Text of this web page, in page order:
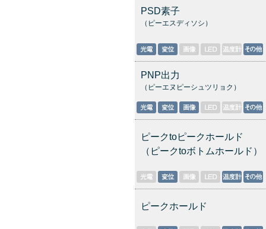
PSD素子
（ピーエスディソシ）
PNP出力
（ピーエヌピーシュツリョク）
ピークtoピークホールド
（ピークtoボトムホールド）
ピークホールド